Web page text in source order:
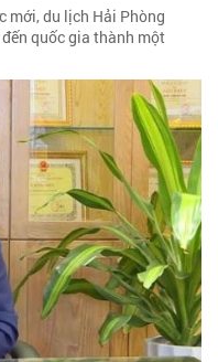
mới, du lịch Hải Phòng
quốc gia thành một